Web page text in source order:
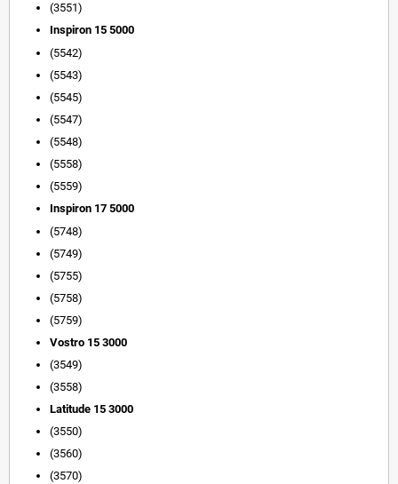
(3551)
Inspiron 15 5000
(5542)
(5543)
(5545)
(5547)
(5548)
(5558)
(5559)
Inspiron 17 5000
(5748)
(5749)
(5755)
(5758)
(5759)
Vostro 15 3000
(3549)
(3558)
Latitude 15 3000
(3550)
(3560)
(3570)